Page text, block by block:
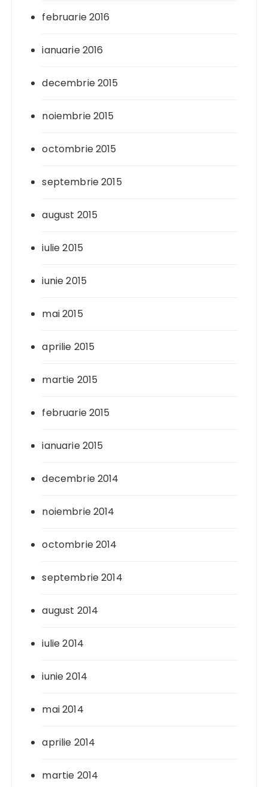
februarie 2016
ianuarie 2016
decembrie 2015
noiembrie 2015
octombrie 2015
septembrie 2015
august 2015
iulie 2015
iunie 2015
mai 2015
aprilie 2015
martie 2015
februarie 2015
ianuarie 2015
decembrie 2014
noiembrie 2014
octombrie 2014
septembrie 2014
august 2014
iulie 2014
iunie 2014
mai 2014
aprilie 2014
martie 2014